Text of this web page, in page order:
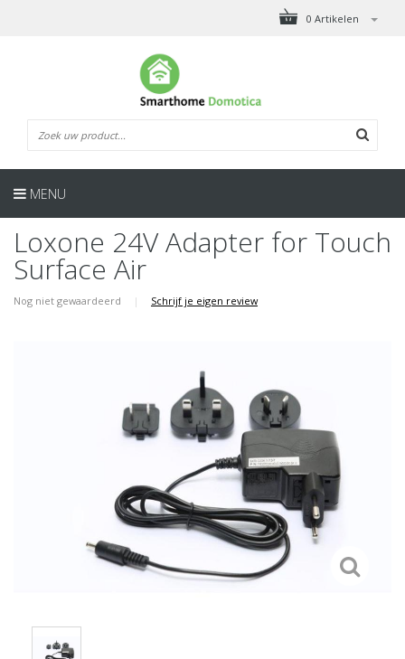
0 Artikelen
MENU
Loxone 24V Adapter for Touch
Surface Air
Nog niet gewaardeerd | Schrijf je eigen review